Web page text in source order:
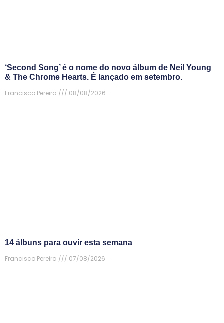
‘Second Song’ é o nome do novo álbum de Neil Young
& The Chrome Hearts. É lançado em setembro.
Francisco Pereira
08/08/2026
14 álbuns para ouvir esta semana
Francisco Pereira
07/08/2026